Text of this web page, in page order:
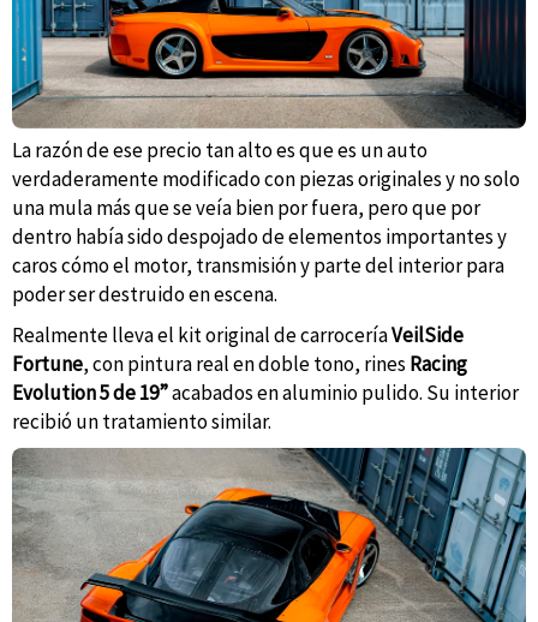
La razón de ese precio tan alto es que es un auto
verdaderamente modificado con piezas originales y no solo
una mula más que se veía bien por fuera, pero que por
dentro había sido despojado de elementos importantes y
caros cómo el motor, transmisión y parte del interior para
poder ser destruido en escena.
Realmente lleva el kit original de carroceríaVeilSide
Fortune, con pintura real en doble tono, rines Racing
Evolution 5 de 19”acabados en aluminio pulido. Su interior
recibió un tratamiento similar.